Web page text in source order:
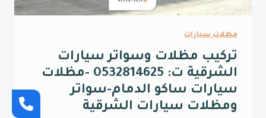
مظلات سيارات
تركيب مظلات وسواتر سيارات
الشرقية ت: 0532814625 -مظلات
سيارات ساكو الدمام-سواتر
ومظلات سيارات الشرقية